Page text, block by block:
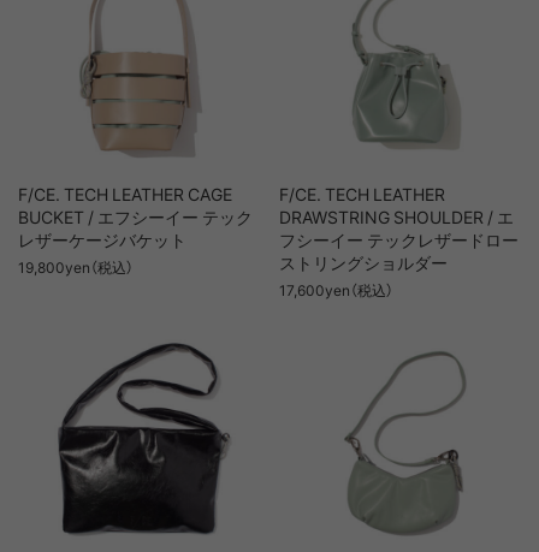
F/CE. TECH LEATHER CAGE
BUCKET / エフシーイー テック
レザーケージバケット
19,800yen（税込）
F/CE. TECH LEATHER
DRAWSTRING SHOULDER / エ
フシーイー テックレザードロー
ストリングショルダー
17,600yen（税込）